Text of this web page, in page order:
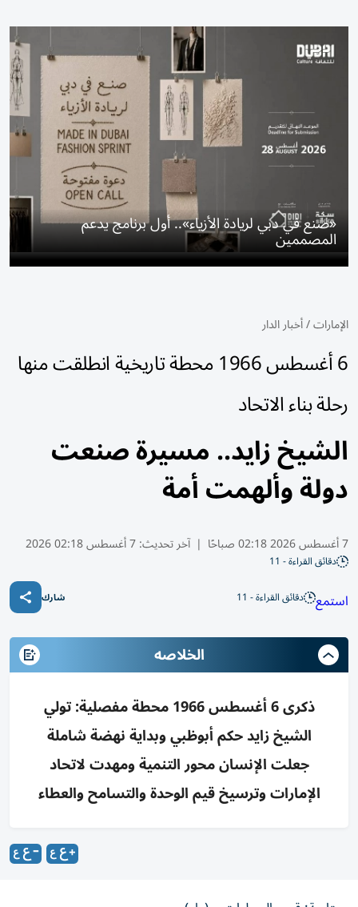
«صنع في دبي لريادة الأزياء».. أول برنامج يدعم
المصممين
الإمارات/أخبار الدار
6 أغسطس 1966 محطة تاريخية انطلقت منها
رحلة بناء الاتحاد
الشيخ زايد.. مسيرة صنعت
دولة وألهمت أمة
7 أغسطس 2026 02:18 صباحًا | آخر تحديث:7 أغسطس 02:18 2026
دقائق القراءة - 11
استمع دقائق القراءة - 11 شارك
الخلاصه
ذكرى 6 أغسطس 1966 محطة مفصلية: تولي
الشيخ زايد حكم أبوظبي وبداية نهضة شاملة
جعلت الإنسان محور التنمية ومهدت لاتحاد
الإمارات وترسيخ قيم الوحدة والتسامح والعطاء